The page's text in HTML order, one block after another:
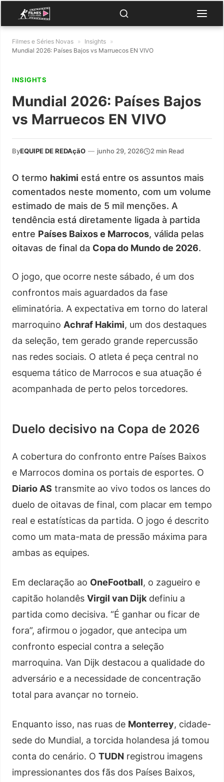
Filmes e Séries Novas » Insights »
Mundial 2026: Países Bajos vs Marruecos EN VIVO
INSIGHTS
Mundial 2026: Países Bajos
vs Marruecos EN VIVO
ByEQUIPE DE REDAçãO — junho 29, 2026 2 min Read
O termo hakimi está entre os assuntos mais
comentados neste momento, com um volume
estimado de mais de 5 mil menções. A
tendência está diretamente ligada à partida
entre Países Baixos e Marrocos, válida pelas
oitavas de final da Copa do Mundo de 2026.
O jogo, que ocorre neste sábado, é um dos
confrontos mais aguardados da fase
eliminatória. A expectativa em torno do lateral
marroquino Achraf Hakimi, um dos destaques
da seleção, tem gerado grande repercussão
nas redes sociais. O atleta é peça central no
esquema tático de Marrocos e sua atuação é
acompanhada de perto pelos torcedores.
Duelo decisivo na Copa de 2026
A cobertura do confronto entre Países Baixos
e Marrocos domina os portais de esportes. O
Diario AS transmite ao vivo todos os lances do
duelo de oitavas de final, com placar em tempo
real e estatísticas da partida. O jogo é descrito
como um mata-mata de pressão máxima para
ambas as equipes.
Em declaração ao OneFootball, o zagueiro e
capitão holandês Virgil van Dijk definiu a
partida como decisiva. “É ganhar ou ficar de
fora”, afirmou o jogador, que antecipa um
confronto especial contra a seleção
marroquina. Van Dijk destacou a qualidade do
adversário e a necessidade de concentração
total para avançar no torneio.
Enquanto isso, nas ruas de Monterrey, cidade-
sede do Mundial, a torcida holandesa já tomou
conta do cenário. O TUDN registrou imagens
impressionantes dos fãs dos Países Baixos,